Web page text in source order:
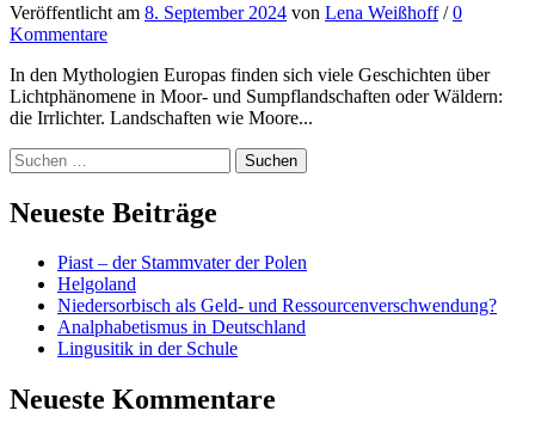
Veröffentlicht am 8. September 2024 von Lena Weißhoff /0
Kommentare
In den Mythologien Europas finden sich viele Geschichten über
Lichtphänomene in Moor- und Sumpflandschaften oder Wäldern:
die Irrlichter. Landschaften wie Moore...
Suchen
nach:
Neueste Beiträge
Piast – der Stammvater der Polen
Helgoland
Niedersorbisch als Geld- und Ressourcenverschwendung?
Analphabetismus in Deutschland
Lingusitik in der Schule
Neueste Kommentare